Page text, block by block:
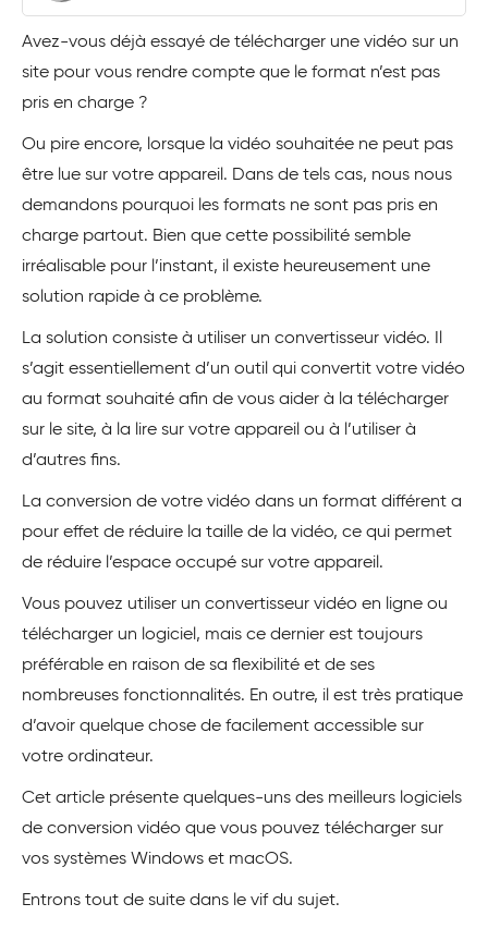
Avez-vous déjà essayé de télécharger une vidéo sur un
site pour vous rendre compte que le format n’est pas
pris en charge ?
Ou pire encore, lorsque la vidéo souhaitée ne peut pas
être lue sur votre appareil. Dans de tels cas, nous nous
demandons pourquoi les formats ne sont pas pris en
charge partout. Bien que cette possibilité semble
irréalisable pour l’instant, il existe heureusement une
solution rapide à ce problème.
La solution consiste à utiliser un convertisseur vidéo. Il
s’agit essentiellement d’un outil qui convertit votre vidéo
au format souhaité afin de vous aider à la télécharger
sur le site, à la lire sur votre appareil ou à l’utiliser à
d’autres fins.
La conversion de votre vidéo dans un format différent a
pour effet de réduire la taille de la vidéo, ce qui permet
de réduire l’espace occupé sur votre appareil.
Vous pouvez utiliser un convertisseur vidéo en ligne ou
télécharger un logiciel, mais ce dernier est toujours
préférable en raison de sa flexibilité et de ses
nombreuses fonctionnalités. En outre, il est très pratique
d’avoir quelque chose de facilement accessible sur
votre ordinateur.
Cet article présente quelques-uns des meilleurs logiciels
de conversion vidéo que vous pouvez télécharger sur
vos systèmes Windows et macOS.
Entrons tout de suite dans le vif du sujet.